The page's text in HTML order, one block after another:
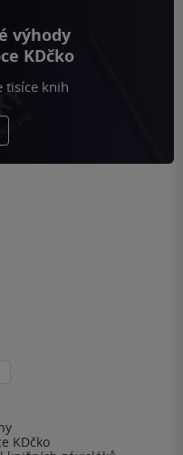
výhody
KDčko
tisíce knih
KDčko